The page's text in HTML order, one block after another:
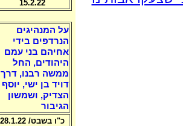
15.2.22
על המנהיגים
הנרדפים בידי
אחיהם בני עמם
היהודים, החל
ממשה רבנו, דרך
דויד בן ישי, יוסף
הצדיק, ושמשון
הגיבור
כ"ו בשבט/ 28.1.22